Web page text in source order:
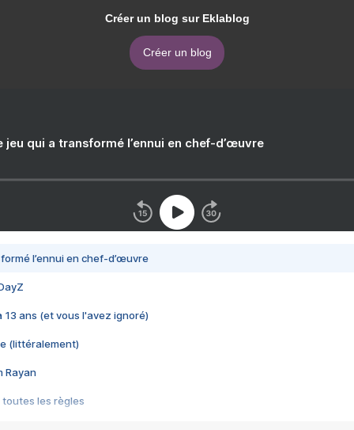
Créer un blog sur Eklablog
Créer un blog
jeu qui a transformé l’ennui en chef-d’œuvre
l’ennui en chef-d’œuvre
13 ans (et vous l'avez ignoré)
(littéralement)
Rayan
toutes les règles